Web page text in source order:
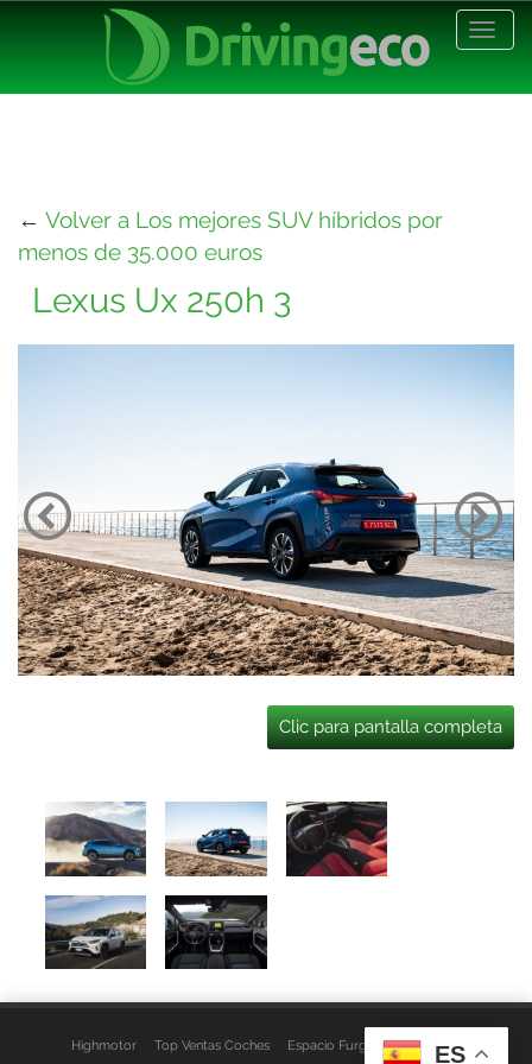
← Volver a Los mejores SUV híbridos por
menos de 35.000 euros
Lexus Ux 250h 3
Clic para pantalla completa
Highmotor Top Ventas Coches Espacio Furgo Aviso Legal
ES